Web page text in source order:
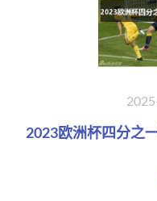
2023欧洲杯四分之